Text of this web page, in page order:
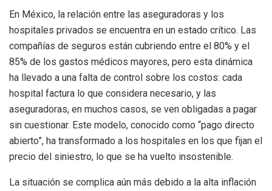
En México, la relación entre las aseguradoras y los
hospitales privados se encuentra en un estado crítico. Las
compañías de seguros están cubriendo entre el 80% y el
85% de los gastos médicos mayores, pero esta dinámica
ha llevado a una falta de control sobre los costos: cada
hospital factura lo que considera necesario, y las
aseguradoras, en muchos casos, se ven obligadas a pagar
sin cuestionar. Este modelo, conocido como “pago directo
abierto”, ha transformado a los hospitales en los que fijan el
precio del siniestro, lo que se ha vuelto insostenible.
La situación se complica aún más debido a la alta inflación